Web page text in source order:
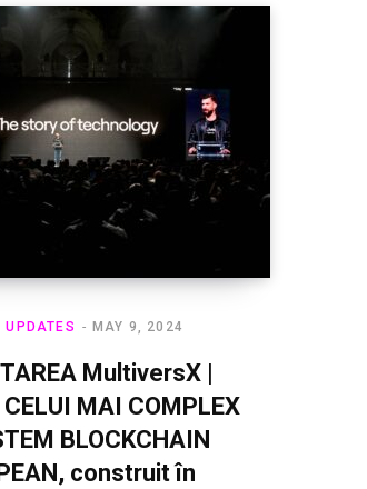
UPDATES MAY 9, 2024
MultiversX |
CELUI MAI COMPLEX
BLOCKCHAIN
construit în